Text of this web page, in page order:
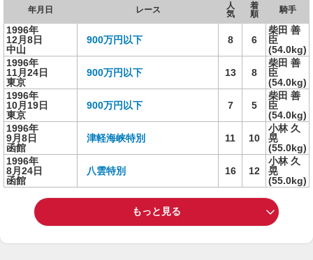
年月日 レース
人
気
着
順
騎手
1996年
12月8日
中山
900万円以下 8 6
柴田 善
臣
(54.0kg)
1996年
11月24日
東京
900万円以下 13 8
柴田 善
臣
(54.0kg)
1996年
10月19日
東京
900万円以下 7 5
柴田 善
臣
(54.0kg)
1996年
9月8日
函館
津軽海峡特別 11 10
小林 久
晃
(55.0kg)
1996年
8月24日
函館
八雲特別 16 12
小林 久
晃
(55.0kg)
もっと見る